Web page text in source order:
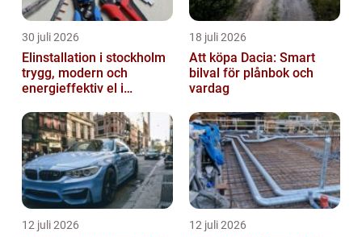
30 juli 2026
Elinstallation i stockholm
trygg, modern och
energieffektiv el i
18 juli 2026
Att köpa Dacia: Smart
bilval för plånbok och
vardag
12 juli 2026 12 juli 2026